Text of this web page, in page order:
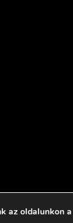
az oldalunkon